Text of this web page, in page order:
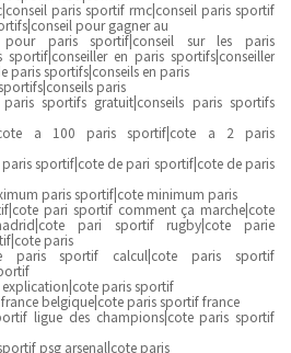
paris sportif rmc|conseil paris sportif
pour gagner au
pour paris sportif|conseil sur les paris
sportif|conseiller en paris sportifs|conseiller
paris sportifs|conseils en paris
paris
sportifs gratuit|conseils paris sportifs
a 100 paris sportif|cote a 2 paris
sportif|cote de pari sportif|cote de paris
paris sportif|cote minimum paris
pari sportif comment ça marche|cote
pari sportif rugby|cote parie
paris
paris sportif calcul|cote paris sportif
paris sportif
belgique|cote paris sportif france
ligue des champions|cote paris sportif
psg arsenal|cote paris